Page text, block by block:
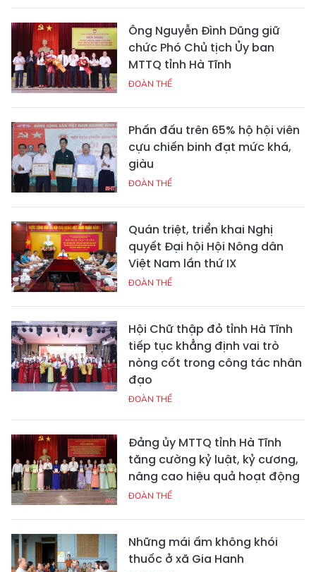
Ông Nguyễn Đình Dũng giữ
chức Phó Chủ tịch Ủy ban
MTTQ tỉnh Hà Tĩnh
ĐOÀN THỂ
Phấn đấu trên 65% hộ hội viên
cựu chiến binh đạt mức khá,
giàu
ĐOÀN THỂ
Quán triệt, triển khai Nghị
quyết Đại hội Hội Nông dân
Việt Nam lần thứ IX
ĐOÀN THỂ
Hội Chữ thập đỏ tỉnh Hà Tĩnh
tiếp tục khẳng định vai trò
nòng cốt trong công tác nhân
đạo
ĐOÀN THỂ
Đảng ủy MTTQ tỉnh Hà Tĩnh
tăng cường kỷ luật, kỷ cương,
nâng cao hiệu quả hoạt động
ĐOÀN THỂ
Những mái ấm không khói
thuốc ở xã Gia Hanh